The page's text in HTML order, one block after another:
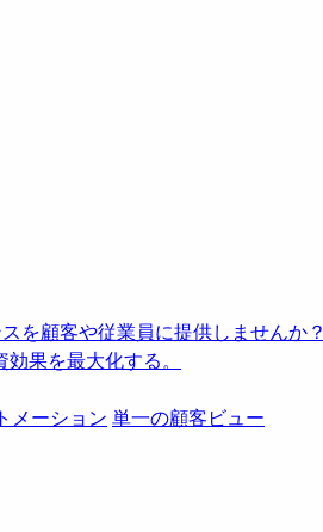
を顧客や従業員に提供しませんか？
果を最大化する。
メーション 単一の顧客ビュー